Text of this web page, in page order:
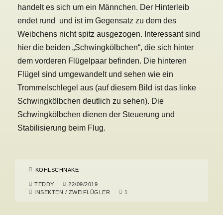
handelt es sich um ein Männchen. Der Hinterleib
endet rund und ist im Gegensatz zu dem des
Weibchens nicht spitz ausgezogen. Interessant sind
hier die beiden „Schwingkölbchen“, die sich hinter
dem vorderen Flügelpaar befinden. Die hinteren
Flügel sind umgewandelt und sehen wie ein
Trommelschlegel aus (auf diesem Bild ist das linke
Schwingkölbchen deutlich zu sehen). Die
Schwingkölbchen dienen der Steuerung und
Stabilisierung beim Flug.
KOHLSCHNAKE
TEDDY
22/09/2019
INSEKTEN / ZWEIFLÜGLER 1